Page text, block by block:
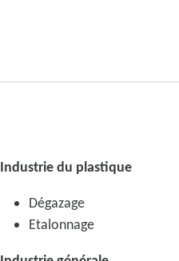
Industrie du plastique
Dégazage
Etalonnage